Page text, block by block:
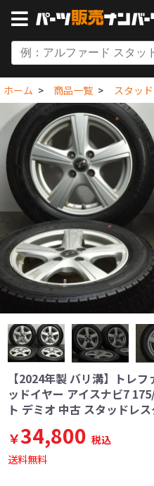
ホーム 商品一覧 スタッ
【2024年製 バリ溝】トレ
ッドイヤー アイスナビ7
ト デミオ 中古 スタッドレ
￥34,800 税込
送料無料